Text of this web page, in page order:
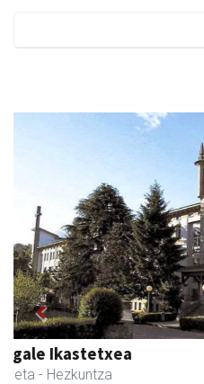
Txindoki taberna
Andoain -
Previous